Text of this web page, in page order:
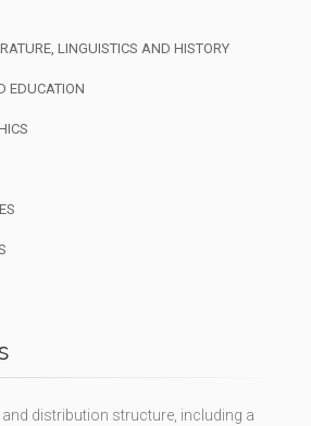
LINGUISTICS AND HISTORY
EDUCATION
distribution structure, including a